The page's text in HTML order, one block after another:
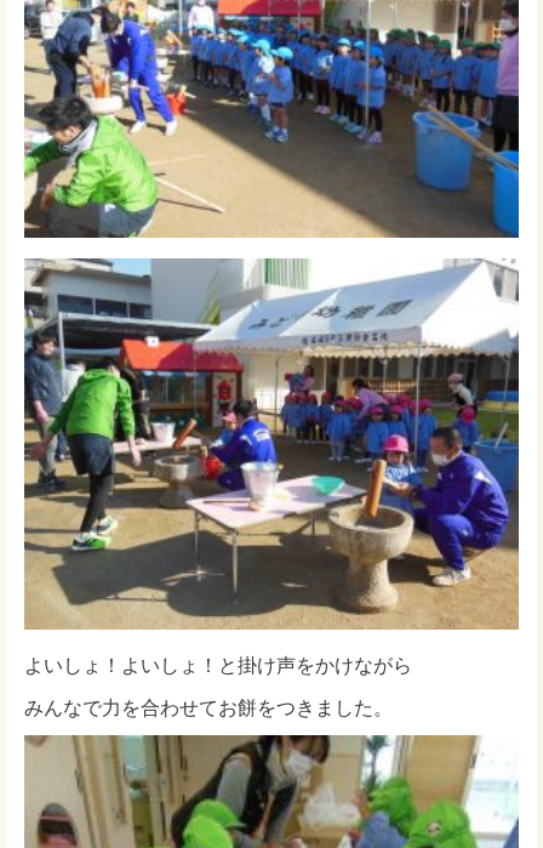
よいしょ！よいしょ！と掛け声をかけながら
みんなで力を合わせてお餅をつきました。